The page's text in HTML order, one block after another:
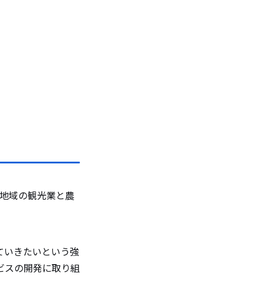
域の観光業と農
きたいという強
スの開発に取り組